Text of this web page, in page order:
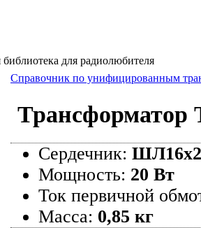
для радиолюбителя
Справочник по унифицированным
Трансформатор
Сердечник:
Мощность: 20 Вт
Ток первичной
Масса: 0,85 кг